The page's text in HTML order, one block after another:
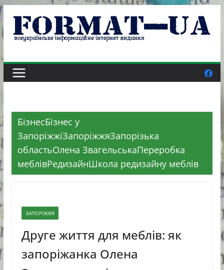
Skip
to
content
БізнесБізнес у
ЗапоріжжіЗапоріжжяЗапорізька
областьОлена ЗвагельськаПереробка
меблівРедизайнШкола редизайну меблів
ЗАПОРІЖЖЯ
Друге життя для меблів: як
запоріжанка Олена